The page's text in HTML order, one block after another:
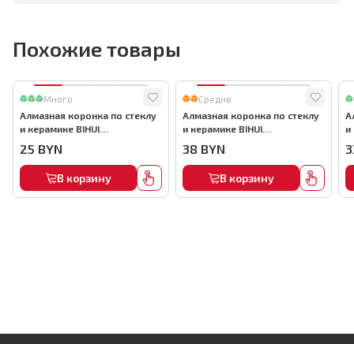
Похожие товары
Много
Алмазная коронка по стеклу
и керамике BIHUI
коронка), 35мм, арт.DBW35
25 BYN
В корзину
Средне
Алмазная коронка по стеклу
и керамике BIHUI
коронка), 55мм, арт.DBW55
38 BYN
В корзину
и